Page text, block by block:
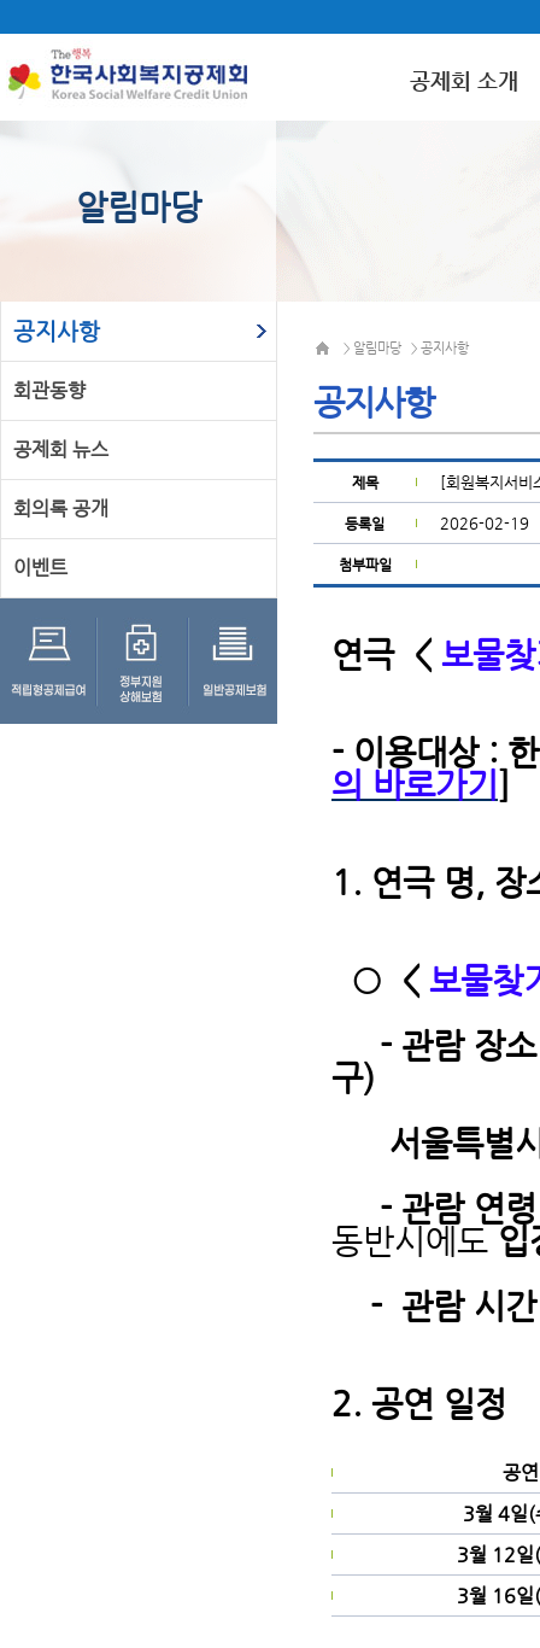
공제회 소개
알림마당
공지사항
회관동향
공제회 뉴스
회의록 공개
이벤트
> 알림마당 > 공지사항
공지사항
제목 [회원복지서비
등록일 2026-02-19
첨부파일
연극 < 보물
- 이용대상 :
의 바로가기 ]
1. 연극 명, 장
○ < 보물찾
- 관람 장
구)
서울특별시
- 관람 연
동반시에도 입
- 관람 시
2. 공연 일정
공
3월 4일
3월 12
3월 16